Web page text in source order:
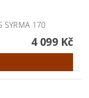
SYRMA 170
4 099 Kč